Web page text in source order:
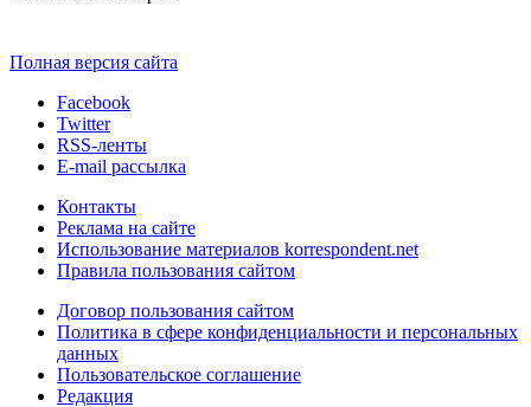
Полная версия сайта
Facebook
Twitter
RSS-ленты
E-mail рассылка
Контакты
Реклама на сайте
Использование материалов korrespondent.net
Правила пользования сайтом
Договор пользования сайтом
Политика в сфере конфиденциальности и персональных
данных
Пользовательское соглашение
Редакция